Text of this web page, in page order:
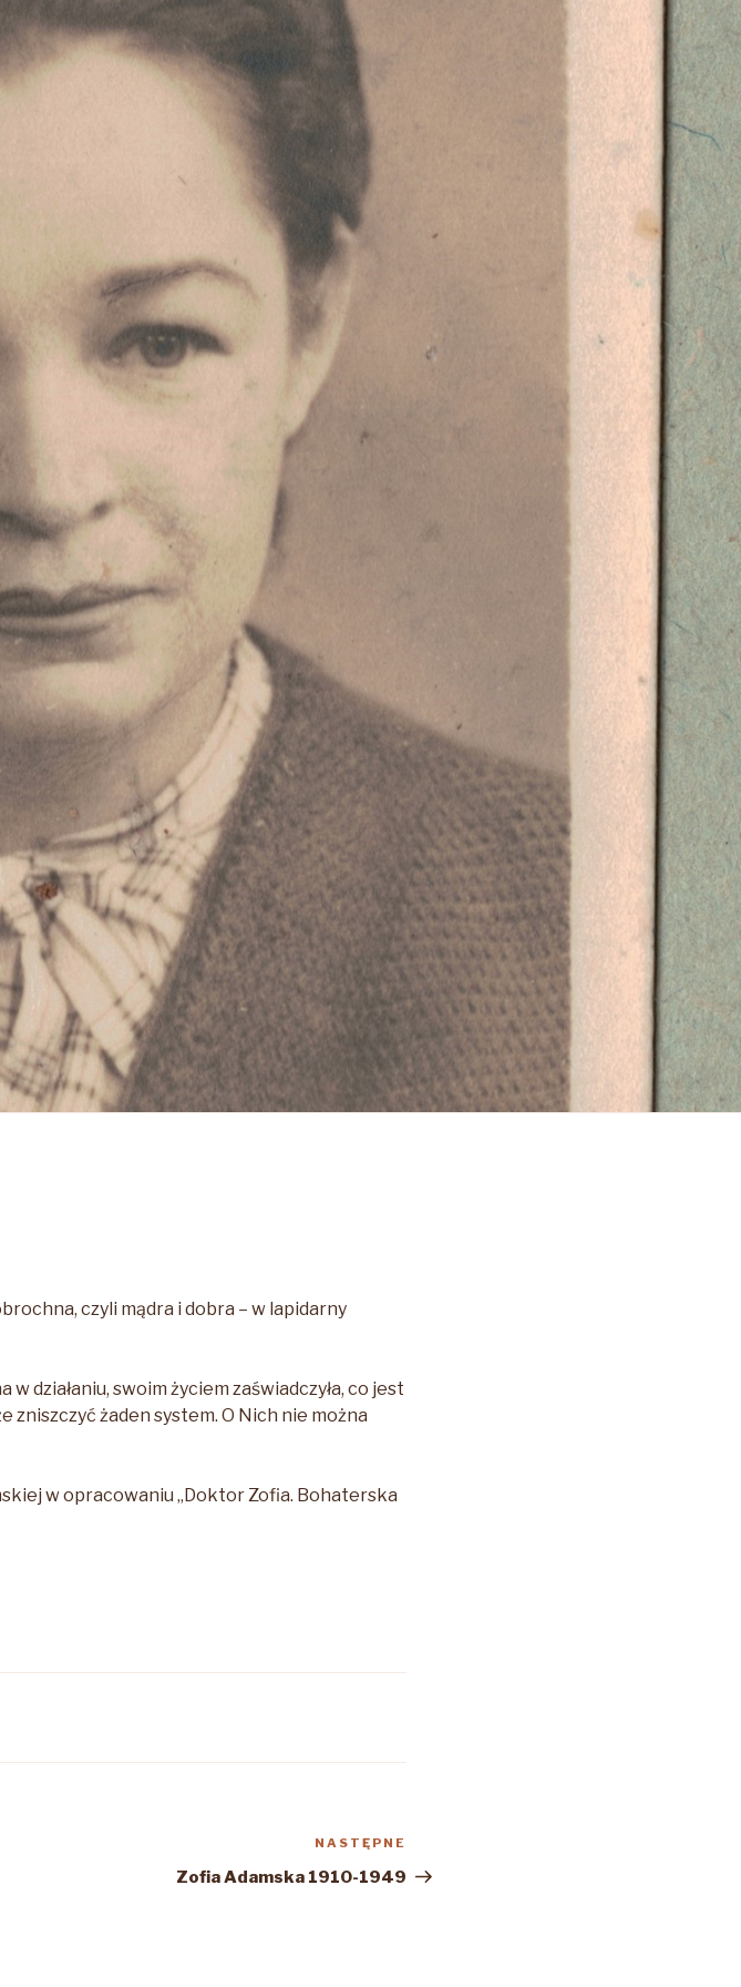
czyli mądra i dobra – w lapidarny
działaniu, swoim życiem zaświadczyła, co jest
zniszczyć żaden system. O Nich nie można
w opracowaniu „Doktor Zofia. Bohaterska
wpis
NASTĘPNE
Zofia Adamska 1910-1949